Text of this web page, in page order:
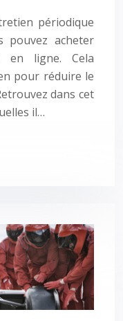
périodique
pouvez acheter
en ligne. Cela
pour réduire le
dans cet
il…